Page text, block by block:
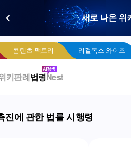
새로 나온 위Wise
네플라 광
콘텐츠 팩토리 리걸독스 와이즈
키판례법령Nest
진에 관한 법률 시행령